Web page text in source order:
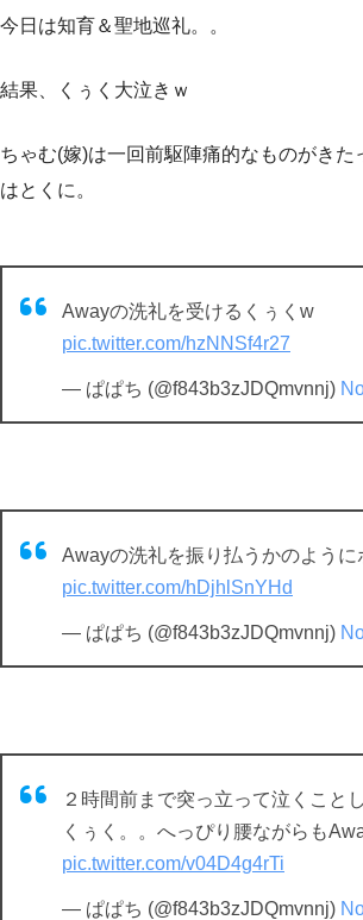
今日は知育＆聖地巡礼。。
結果、くぅく大泣きｗ
ちゃむ(嫁)は一回前駆陣痛的なものがきた
はとくに。
Awayの洗礼を受けるくぅくw
pic.twitter.com/hzNNSf4r27
— ぱぱち (@f843b3zJDQmvnnj)
Awayの洗礼を振り払うかのように
pic.twitter.com/hDjhlSnYHd
— ぱぱち (@f843b3zJDQmvnnj)
２時間前まで突っ立って泣くこと
くぅく。。へっぴり腰ながらも
pic.twitter.com/v04D4g4rTi
— ぱぱち (@f843b3zJDQmvnnj)